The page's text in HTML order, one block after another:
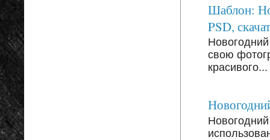
Шаблон:
PSD,
свою
красивого...